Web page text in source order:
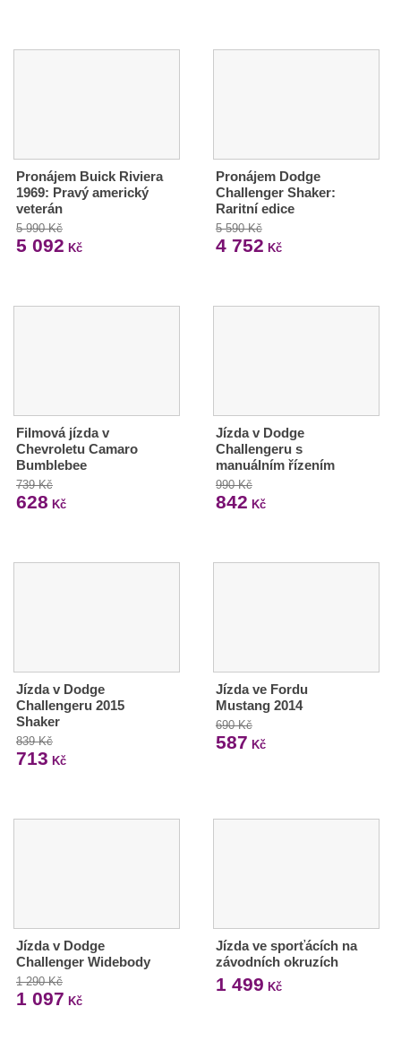
Pronájem Buick Riviera
1969: Pravý americký
veterán
5 990 Kč
5 092 Kč
Pronájem Dodge
Challenger Shaker:
Raritní edice
5 590 Kč
4 752 Kč
Filmová jízda v
Chevroletu Camaro
Bumblebee
739 Kč
628 Kč
Jízda v Dodge
Challengeru s
manuálním řízením
990 Kč
842 Kč
Jízda v Dodge
Challengeru 2015
Shaker
839 Kč
713 Kč
Jízda ve Fordu
Mustang 2014
690 Kč
587 Kč
Jízda v Dodge
Challenger Widebody
1 290 Kč
1 097 Kč
Jízda ve sporťácích na
závodních okruzích
1 499 Kč